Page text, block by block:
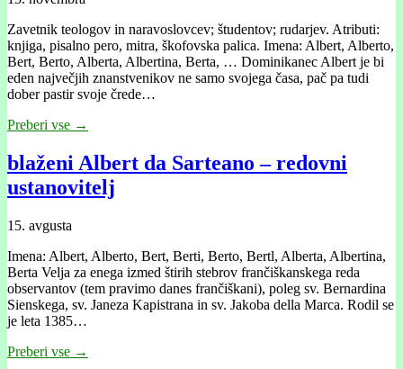
Zavetnik teologov in naravoslovcev; študentov; rudarjev. Atributi:
knjiga, pisalno pero, mitra, škofovska palica. Imena: Albert, Alberto,
Bert, Berto, Alberta, Albertina, Berta, … Dominikanec Albert je bi
eden največjih znanstvenikov ne samo svojega časa, pač pa tudi
dober pastir svoje črede…
Preberi vse →
blaženi Albert da Sarteano – redovni
ustanovitelj
15. avgusta
Imena: Albert, Alberto, Bert, Berti, Berto, Bertl, Alberta, Albertina,
Berta Velja za enega izmed štirih stebrov frančiškanskega reda
observantov (tem pravimo danes frančiškani), poleg sv. Bernardina
Sienskega, sv. Janeza Kapistrana in sv. Jakoba della Marca. Rodil se
je leta 1385…
Preberi vse →